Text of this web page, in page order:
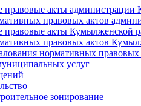
акты администрации
правовых актов
правовые акты Кумылженской
правовых актов
нормативных правовых
услуг
зонирование